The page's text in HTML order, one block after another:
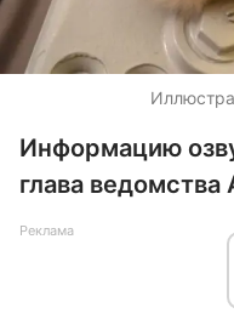
Информацию
глава
Реклама